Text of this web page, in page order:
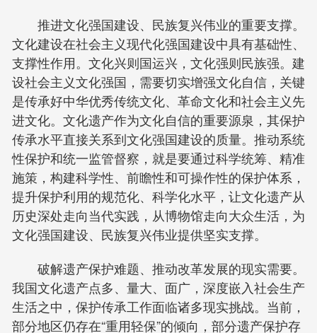
推进文化强国建设、民族复兴伟业的重要支撑。
文化建设在社会主义现代化强国建设中具有基础性、
支撑性作用。文化兴则国运兴，文化强则民族强。建
设社会主义文化强国，需要切实增强文化自信，关键
是传承好中华优秀传统文化、革命文化和社会主义先
进文化。文化遗产作为文化自信的重要源泉，其保护
传承水平直接关系到文化强国建设的质量。推动系统
性保护和统一监管督察，就是要通过科学统筹、精准
施策，构建科学性、前瞻性和可操作性的保护体系，
提升保护利用的规范化、科学化水平，让文化遗产从
历史深处走向当代实践，从博物馆走向大众生活，为
文化强国建设、民族复兴伟业提供坚实支撑。
破解遗产保护难题、推动改革发展的现实需要。
我国文化遗产点多、量大、面广，深度嵌入社会生产
生活之中，保护传承工作面临诸多现实挑战。当前，
部分地区仍存在“重用轻保”的倾向，部分遗产保护存